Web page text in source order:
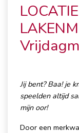
Jij bent? Baa! je
speelden altijd
mijn oor!
Door een